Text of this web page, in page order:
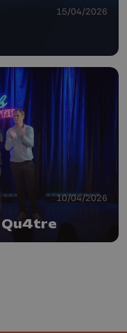
15/04/2026
10/04/2026
Qu4tre